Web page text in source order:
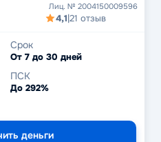
Лиц. № 2004150009596
4,1|21 отзыв
Срок
От 7 до 30 дней
ПСК
До 292%
деньги